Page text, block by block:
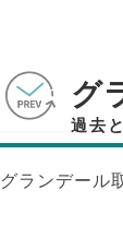
グ
過去
グランデール